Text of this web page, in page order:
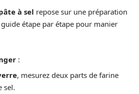
à sel repose sur une préparation
étape par étape pour manier
:
, mesurez deux parts de farine
sel.